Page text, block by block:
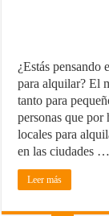
¿Estás pensando
para alquilar? El
tanto para
personas que
locales para
en las ciudades …
Leer más